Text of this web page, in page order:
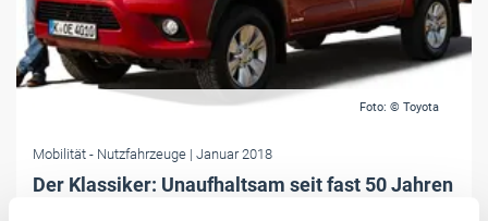
Foto: © Toyota
Mobilität - Nutzfahrzeuge | Januar 2018
Der Klassiker: Unaufhaltsam seit fast 50 Jahren